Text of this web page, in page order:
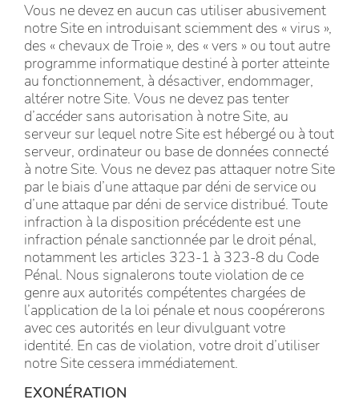
Vous ne devez en aucun cas utiliser abusivement
notre Site en introduisant sciemment des « virus »,
des « chevaux de Troie », des « vers » ou tout autre
programme informatique destiné à porter atteinte
au fonctionnement, à désactiver, endommager,
altérer notre Site. Vous ne devez pas tenter
d’accéder sans autorisation à notre Site, au
serveur sur lequel notre Site est hébergé ou à tout
serveur, ordinateur ou base de données connecté
à notre Site. Vous ne devez pas attaquer notre Site
par le biais d’une attaque par déni de service ou
d’une attaque par déni de service distribué. Toute
infraction à la disposition précédente est une
infraction pénale sanctionnée par le droit pénal,
notamment les articles 323-1 à 323-8 du Code
Pénal. Nous signalerons toute violation de ce
genre aux autorités compétentes chargées de
l’application de la loi pénale et nous coopérerons
avec ces autorités en leur divulguant votre
identité. En cas de violation, votre droit d’utiliser
notre Site cessera immédiatement.
EXONÉRATION